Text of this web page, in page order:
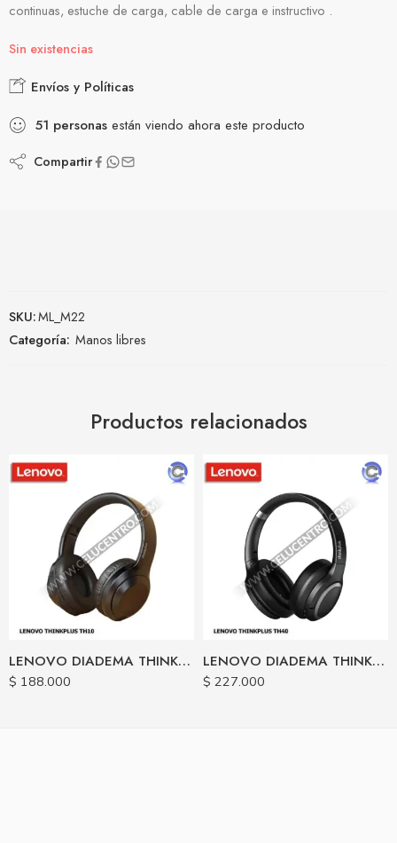
continuas, estuche de carga, cable de carga e instructivo .
Sin existencias
Envíos y Políticas
51 personas están viendo ahora este producto
Compartir
SKU:ML_M22
Categoría: Manos libres
Productos relacionados
LENOVO DIADEMA THINKPLUS HEADPHONE TH10
$ 188.000
LENOVO DIADEMA THINKPLUS TH40
$ 227.000